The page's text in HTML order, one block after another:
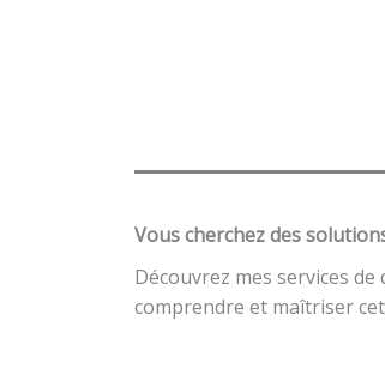
Vous cherchez des
Découvrez mes services
comprendre et maîtriser